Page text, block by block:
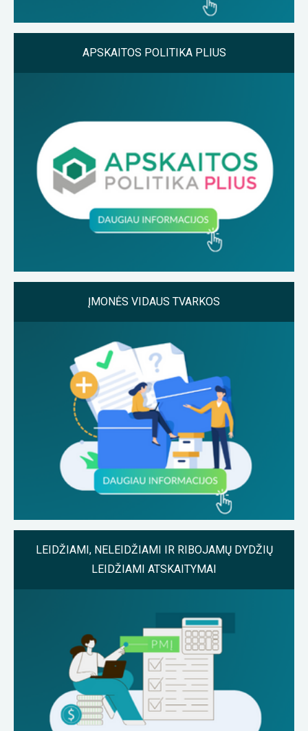
APSKAITOS POLITIKA PLIUS
ĮMONĖS VIDAUS TVARKOS
LEIDŽIAMI, NELEIDŽIAMI IR RIBOJAMŲ DYDŽIŲ
LEIDŽIAMI ATSKAITYMAI